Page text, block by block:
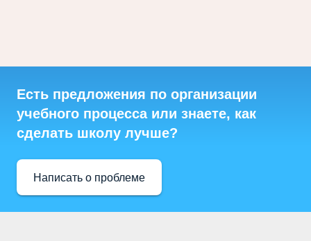
Есть предложения по организации
учебного процесса или знаете, как
сделать школу лучше?
Написать о проблеме